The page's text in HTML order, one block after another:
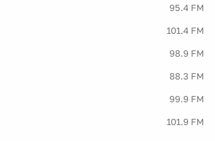
95.4 FM
101.4 FM
98.9 FM
88.3 FM
99.9 FM
101.9 FM